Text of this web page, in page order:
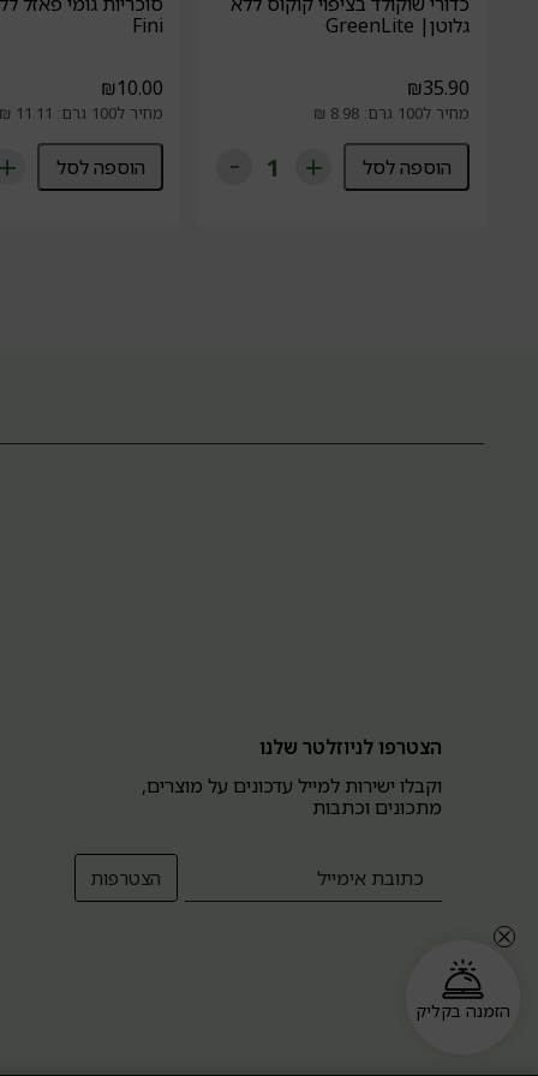
גלוטן| GreenLite
₪35.90
מחיר ל100 גרם: 8.98 ₪
הוספה לסל
Fini
₪10.00
מחיר ל100 גרם: 11.11 ₪
הוספה לסל
הצטרפו לניוזלטר שלנו
וקבלו ישירות למייל עדכונים על מוצרים,
מתכונים וכתבות
הזמנה בקליק